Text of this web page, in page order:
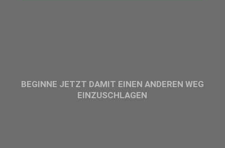
BEGINNE JETZT DAMIT EINEN ANDEREN WEG
EINZUSCHLAGEN